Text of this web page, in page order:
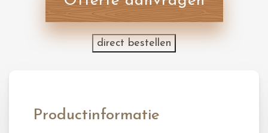
direct bestellen
Productinformatie